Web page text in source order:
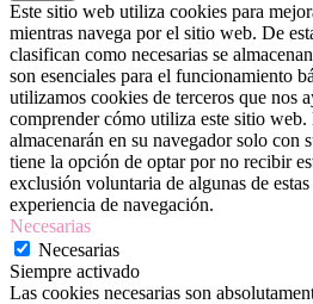
Este sitio web utiliza cookies para
mientras navega por el sitio web. De
clasifican como necesarias se
son esenciales para el funcionamiento
utilizamos cookies de terceros que nos
comprender cómo utiliza este sitio web.
almacenarán en su navegador solo con
tiene la opción de optar por no recibir
exclusión voluntaria de algunas de
experiencia de navegación.
Necesarias
Necesarias
Siempre activado
Las cookies necesarias son